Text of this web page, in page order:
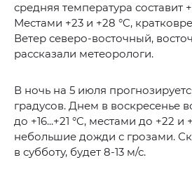
средняя температура составит
Местами +23 и +28 °C,
Ветер северо-восточный,
рассказали метеорологи.
В ночь на 5 июля
градусов. Днем в воскресенье
до +16...+21 °C, местами до +22
небольшие дожди с грозами.
в субботу, будет 8-13 м/с.